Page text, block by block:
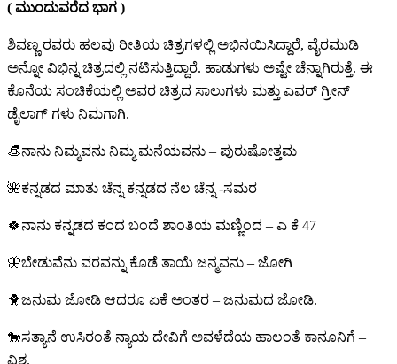
( ಮುಂದುವರೆದ ಭಾಗ )
ಶಿವಣ್ಣ ರವರು ಹಲವು ರೀತಿಯ ಚಿತ್ರಗಳಲ್ಲಿ ಅಭಿನಯಿಸಿದ್ದಾರೆ, ವೈರಮುಡಿ
ಅನ್ನೋ ವಿಭಿನ್ನ ಚಿತ್ರದಲ್ಲಿ ನಟಿಸುತ್ತಿದ್ದಾರೆ. ಹಾಡುಗಳು ಅಷ್ಟೇ ಚೆನ್ನಾಗಿರುತ್ತೆ. ಈ
ಕೊನೆಯ ಸಂಚಿಕೆಯಲ್ಲಿ ಅವರ ಚಿತ್ರದ ಸಾಲುಗಳು ಮತ್ತು ಎವರ್ ಗ್ರೀನ್
ಡೈಲಾಗ್ ಗಳು ನಿಮಗಾಗಿ.
👒ನಾನು ನಿಮ್ಮವನು ನಿಮ್ಮ ಮನೆಯವನು – ಪುರುಷೋತ್ತಮ
🌺ಕನ್ನಡದ ಮಾತು ಚೆನ್ನ ಕನ್ನಡದ ನೆಲ ಚೆನ್ನ -ಸಮರ
🍀ನಾನು ಕನ್ನಡದ ಕಂದ ಬಂದೆ ಶಾಂತಿಯ ಮಣ್ಣಿಂದ – ಎ ಕೆ 47
🦋ಬೇಡುವೆನು ವರವನ್ನು ಕೊಡೆ ತಾಯೆ ಜನ್ಮವನು – ಜೋಗಿ
🐥ಜನುಮ ಜೋಡಿ ಆದರೂ ಏಕೆ ಅಂತರ – ಜನುಮದ ಜೋಡಿ.
🐎ಸತ್ಯಾನೆ ಉಸಿರಂತೆ ನ್ಯಾಯ ದೇವಿಗೆ ಅವಳೆದೆಯ ಹಾಲಂತೆ ಕಾನೂನಿಗೆ –
ವಿಶ್ವ.